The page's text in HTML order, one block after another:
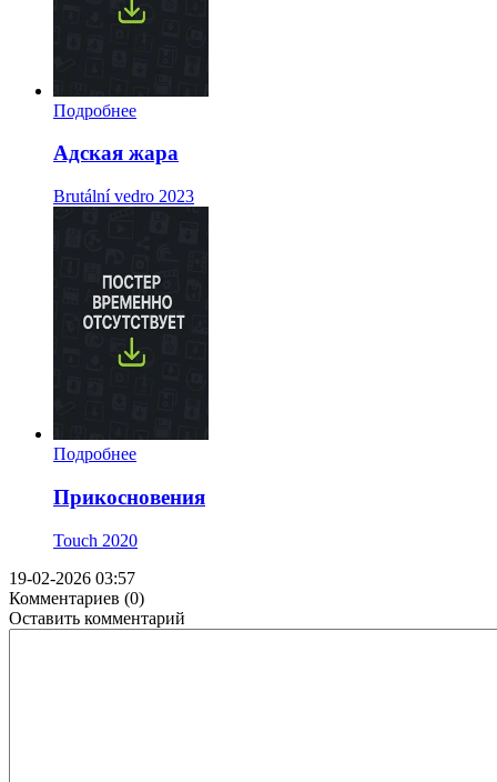
Подробнее
Адская жара
Brutální vedro 2023
Подробнее
Прикосновения
Touch 2020
19-02-2026 03:57
Комментариев (0)
Оставить комментарий